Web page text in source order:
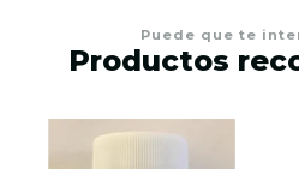
Puede que te
Productos